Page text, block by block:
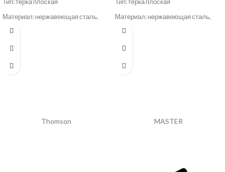
Тип: тёрка плоская
Материал: нержавеющая сталь,
пластик
Тип: тёрка плоская
Материал: нержавеющая сталь,
пластик
Thomson MASTER